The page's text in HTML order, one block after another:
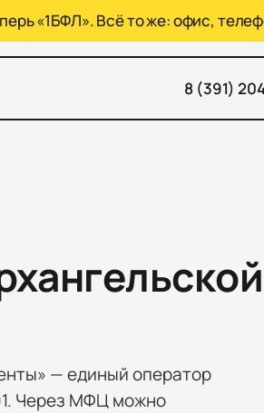
«1БФЛ». Всё то же: офис,
8 (391)
— единый оператор
Через МФЦ можно